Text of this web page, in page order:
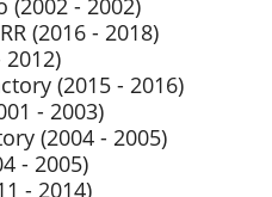
(2002 - 2002)
(2016 - 2018)
2012)
(2015 - 2016)
- 2003)
(2004 - 2005)
- 2005)
- 2014)